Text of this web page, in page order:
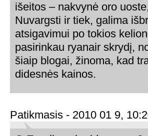
išeitos – nakvynė oro
Nuvargsti ir tiek, galima
atsigavimui po tokios
pasirinkau ryanair skrydį,
šiaip blogai, žinoma, kad
didesnės kainos.
Patikmasis - 2010 01 9,